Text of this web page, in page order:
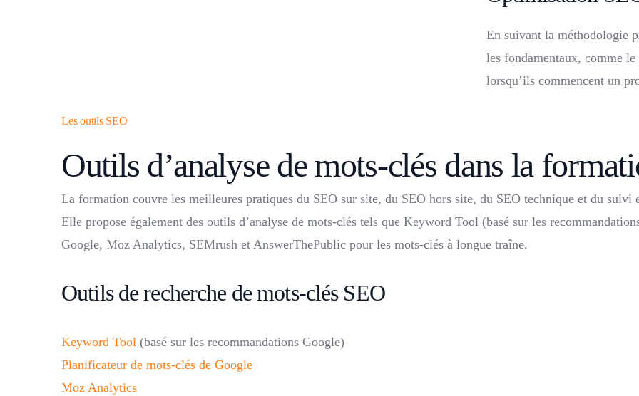
En suivant la méthodologie
les fondamentaux, comme
lorsqu’ils commencent un
Les outils SEO
Outils d’analyse de mots-clés dans la
La formation couvre les meilleures pratiques du SEO sur site, du SEO hors site, du SEO technique et du suivi
Elle propose également des outils d’analyse de mots-clés tels que Keyword Tool (basé sur les
Google, Moz Analytics, SEMrush et AnswerThePublic pour les mots-clés à longue traîne.
Outils de recherche de mots-clés SEO
Keyword Tool (basé sur les recommandations Google)
Planificateur de mots-clés de Google
Moz Analytics